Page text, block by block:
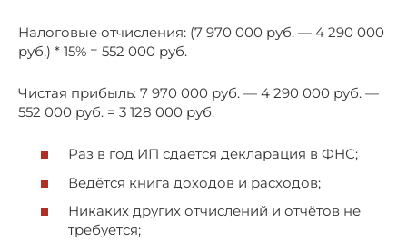
Налоговые отчисления: (7 970 000 руб. — 4 290 000
руб.) * 15% = 552 000 руб.
Чистая прибыль: 7 970 000 руб. — 4 290 000 руб. —
552 000 руб. = 3 128 000 руб.
Раз в год ИП сдается декларация в ФНС;
Ведётся книга доходов и расходов;
Никаких других отчислений и отчётов не
требуется;